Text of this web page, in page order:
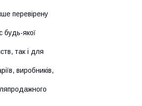
перевірену
будь-якої
так і для
виробників,